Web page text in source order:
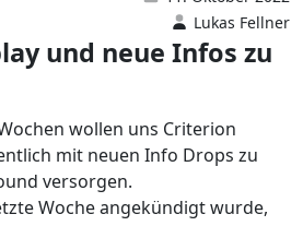
Lukas Fellner
und neue Infos zu
wollen uns Criterion
mit neuen Info Drops zu
versorgen.
Woche angekündigt wurde,